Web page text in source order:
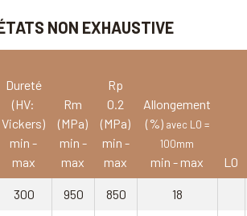
NON EXHAUSTIVE
Dureté
(HV:
Vickers)
min -
max
Rm
(MPa)
min -
max
Rp
0.2
(MPa)
min -
max
Allongement
(%) avec L0 =
100mm
min - max L0
300 950 850 18